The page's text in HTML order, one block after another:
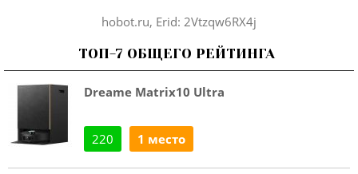
hobot.ru, Erid: 2Vtzqw6RX4j
ТОП-7 ОБЩЕГО РЕЙТИНГА
Dreame Matrix10 Ultra
220 1 место